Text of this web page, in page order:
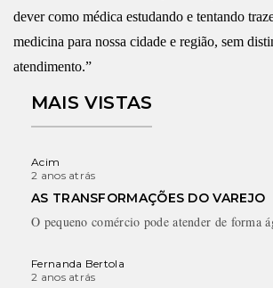
dever como médica estudando e tentando
medicina para nossa cidade e região, sem
atendimento.”
MAIS VISTAS
Acim
2 anos atrás
AS TRANSFORMAÇÕES DO VAREJO
O pequeno comércio pode atender de forma
Fernanda Bertola
2 anos atrás